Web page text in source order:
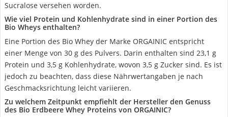
Sucralose versehen worden.
Wie viel Protein und Kohlenhydrate sind in einer Portion des
Bio Wheys enthalten?
Eine Portion des Bio Whey der Marke ORGAINIC entspricht
einer Menge von 30 g des Pulvers. Darin enthalten sind 23,1 g
Protein und 3,5 g Kohlenhydrate, wovon 3,5 g Zucker sind. Es ist
jedoch zu beachten, dass diese Nährwertangaben je nach
Geschmacksrichtung leicht variieren.
Zu welchem Zeitpunkt empfiehlt der Hersteller den Genuss
des Bio Erdbeere Whey Proteins von ORGAINIC?